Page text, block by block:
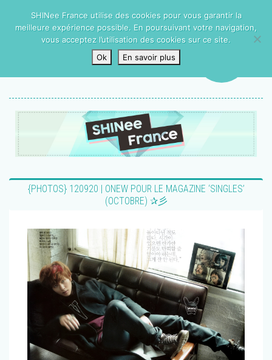
{PHOTOS} 120920 | ONEW POUR LE MAGAZINE ‘SINGLES’
(OCTOBRE) ✰彡
SHINee France utilise des cookies pour vous garantir la
meilleure expérience possible. En poursuivant votre navigation,
vous acceptez l’utilisation des cookies sur ce site.
Ok
En savoir plus